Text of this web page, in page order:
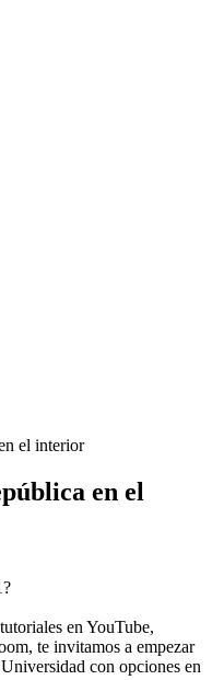
el interior
en el
en YouTube,
te invitamos a empezar
con opciones en